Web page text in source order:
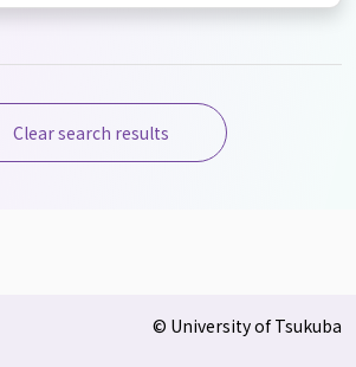
Clear search results
© University of Tsukuba